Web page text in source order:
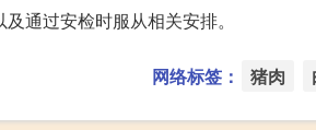
通过安检时服从相关安排。
网络标签： 猪肉